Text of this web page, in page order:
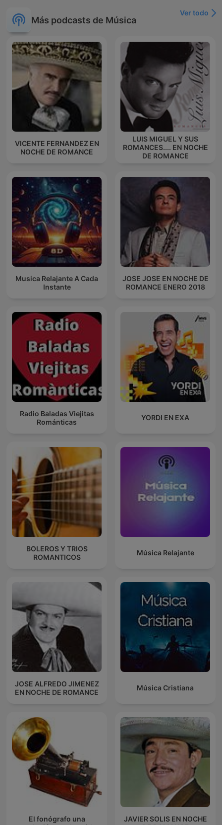
Más podcasts de Música
Ver todo
VICENTE FERNANDEZ EN
NOCHE DE ROMANCE
LUIS MIGUEL Y SUS
ROMANCES.... EN NOCHE
DE ROMANCE
Musica Relajante A Cada
Instante
JOSE JOSE EN NOCHE DE
ROMANCE ENERO 2018
Radio Baladas Viejitas
Románticas
YORDI EN EXA
BOLEROS Y TRIOS
ROMANTICOS
Música Relajante
JOSE ALFREDO JIMENEZ
EN NOCHE DE ROMANCE
Música Cristiana
El fonógrafo una
JAVIER SOLIS EN NOCHE